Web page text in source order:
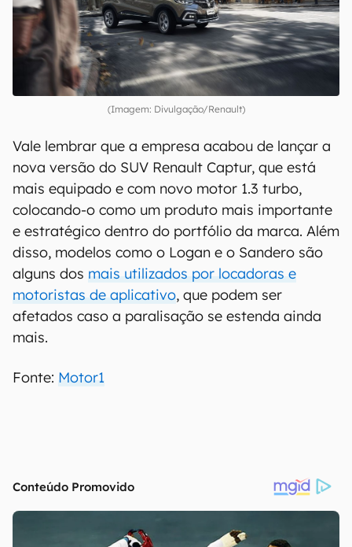
(Imagem: Divulgação/Renault)
Vale lembrar que a empresa acabou de lançar a
nova versão do SUV Renault Captur, que está
mais equipado e com novo motor 1.3 turbo,
colocando-o como um produto mais importante
e estratégico dentro do portfólio da marca. Além
disso, modelos como o Logan e o Sandero são
alguns dos mais utilizados por locadoras e
motoristas de aplicativo, que podem ser
afetados caso a paralisação se estenda ainda
mais.
Fonte: Motor1